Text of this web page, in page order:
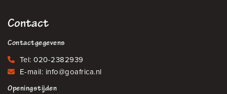
Contact
Contactgegevens
Tel: 020-2382939
E-mail: info@goafrica.nl
Openingstijden